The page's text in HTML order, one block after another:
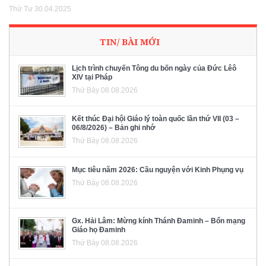
Thứ Tư 30.04.2025
TIN/ BÀI MỚI
Lịch trình chuyến Tông du bốn ngày của Đức Lêô
XIV tại Pháp
Thứ Bảy 08.08.2026
Kết thúc Đại hội Giáo lý toàn quốc lần thứ VII (03 –
06/8/2026) – Bản ghi nhớ
Thứ Bảy 08.08.2026
Mục tiêu năm 2026: Cầu nguyện với Kinh Phụng vụ
Thứ Bảy 08.08.2026
Gx. Hải Lâm: Mừng kính Thánh Đaminh – Bổn mạng
Giáo họ Đaminh
Thứ Bảy 08.08.2026